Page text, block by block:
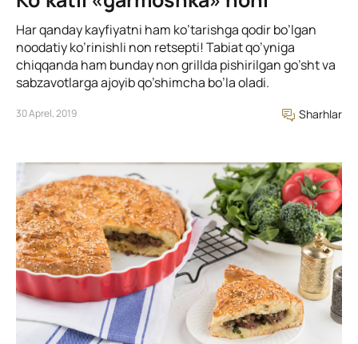
Har qanday kayfiyatni ham ko’tarishga qodir bo’lgan
noodatiy ko’rinishli non retsepti! Tabiat qo’yniga
chiqqanda ham bunday non grillda pishirilgan go’sht va
sabzavotlarga ajoyib qo’shimcha bo’la oladi.
30 Aprel, 2019 Sharhlar